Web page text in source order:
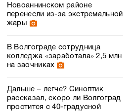
Новоаннинском районе
перенесли из-за экстремальной
жары
В Волгограде сотрудница
колледжа «заработала» 2,5 млн
на заочниках
Дальше – легче? Синоптик
рассказал, скоро ли Волгоград
простится с 40-градусной